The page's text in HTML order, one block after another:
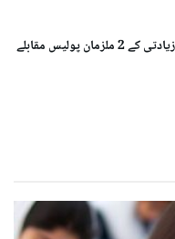
ایف نائن پارک میں لڑکی سے زیادتی کے 2 ملزمان پولیس مقابلے